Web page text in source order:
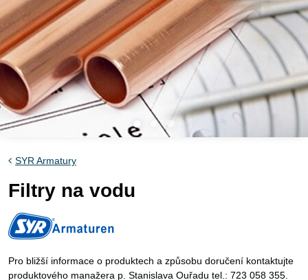
SYR Armatury
Filtry na vodu
Pro bližší informace o produktech a způsobu doručení kontaktujte
produktového manažera p. Stanislava Ouřadu tel.: 723 058 355.